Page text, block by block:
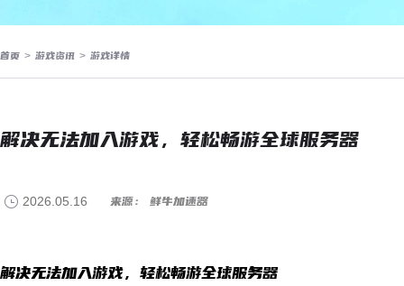
首页 > 游戏资讯 > 游戏详情
解决无法加入游戏，轻松畅游全球服务器
2026.05.16 来源： 鲜牛加速器
解决无法加入游戏，轻松畅游全球服务器